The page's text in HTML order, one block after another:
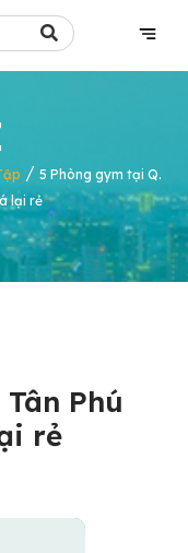
/ 5 Phòng gym tại Q.
lại rẻ
Phú
rẻ